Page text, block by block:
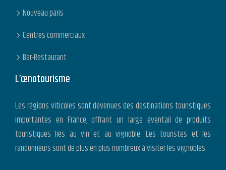
Nouveau paris
Centres commerciaux
Bar-Restaurant
L’œnotourisme
Les régions viticoles sont devenues des destinations touristiques
importantes en France, offrant un large éventail de produits
touristiques liés au vin et au vignoble. Les touristes et les
randonneurs sont de plus en plus nombreux à visiter les vignobles.